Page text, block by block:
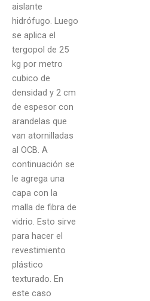
aislante
hidrófugo. Luego
se aplica el
tergopol de 25
kg por metro
cubico de
densidad y 2 cm
de espesor con
arandelas que
van atornilladas
al OCB. A
continuación se
le agrega una
capa con la
malla de fibra de
vidrio. Esto sirve
para hacer el
revestimiento
plástico
texturado. En
este caso